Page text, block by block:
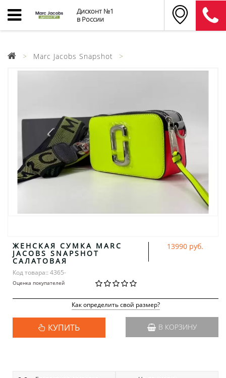
Дисконт №1
в России
Marc Jacobs Snapshot
ЖЕНСКАЯ СУМКА MARC
JACOBS SNAPSHOT
САЛАТОВАЯ
Код товара:: 4365-
Оценка покупателей
13990 руб.
Как определить свой размер?
КУПИТЬ В КОРЗИНУ